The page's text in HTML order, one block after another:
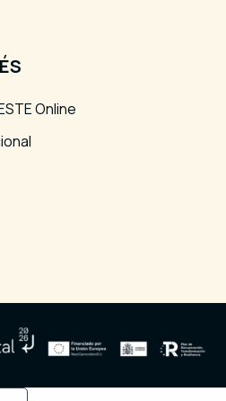
Online